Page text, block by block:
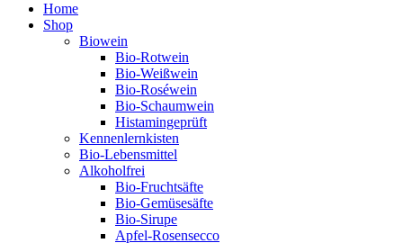
Home
Shop
Biowein
Bio-Rotwein
Bio-Weißwein
Bio-Roséwein
Bio-Schaumwein
Histamingeprüft
Kennenlernkisten
Bio-Lebensmittel
Alkoholfrei
Bio-Fruchtsäfte
Bio-Gemüsesäfte
Bio-Sirupe
Apfel-Rosensecco